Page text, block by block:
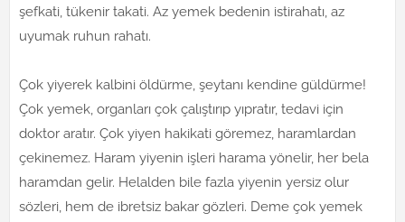
şefkati, tükenir takati. Az yemek bedenin istirahatı, az
uyumak ruhun rahatı.
Çok yiyerek kalbini öldürme, şeytanı kendine güldürme!
Çok yemek, organları çok çalıştırıp yıpratır, tedavi için
doktor aratır. Çok yiyen hakikati göremez, haramlardan
çekinemez. Haram yiyenin işleri harama yönelir, her bela
haramdan gelir. Helalden bile fazla yiyenin yersiz olur
sözleri, hem de ibretsiz bakar gözleri. Deme çok yemek